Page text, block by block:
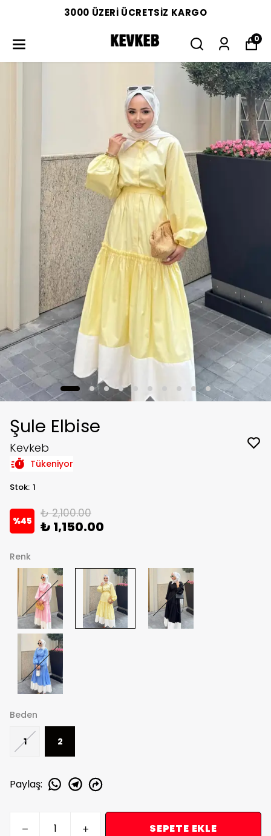
3000 ÜZERİ ÜCRETSİZ KARGO
0
Şule Elbise
Kevkeb
Tükeniyor
Stok: 1
%45
₺ 2,100.00
₺ 1,150.00
Renk
Beden
1 2
Paylaş:
SEPETE EKLE